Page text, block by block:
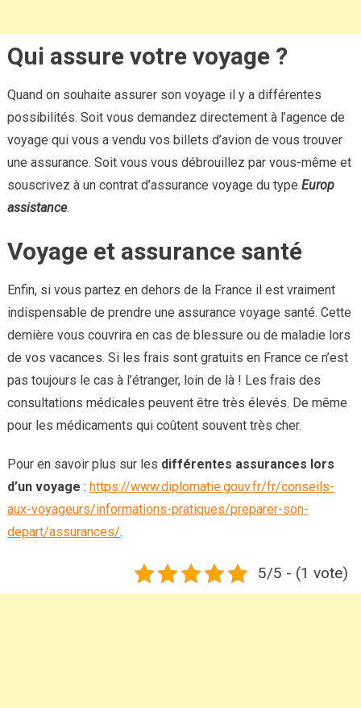
Qui assure votre voyage ?
Quand on souhaite assurer son voyage il y a différentes
possibilités. Soit vous demandez directement à l’agence de
voyage qui vous a vendu vos billets d’avion de vous trouver
une assurance. Soit vous vous débrouillez par vous-même et
souscrivez à un contrat d’assurance voyage du type Europ
assistance.
Voyage et assurance santé
Enfin, si vous partez en dehors de la France il est vraiment
indispensable de prendre une assurance voyage santé. Cette
dernière vous couvrira en cas de blessure ou de maladie lors
de vos vacances. Si les frais sont gratuits en France ce n’est
pas toujours le cas à l’étranger, loin de là ! Les frais des
consultations médicales peuvent être très élevés. De même
pour les médicaments qui coûtent souvent très cher.
Pour en savoir plus sur les différentes assurances lors
d’un voyage : https://www.diplomatie.gouv.fr/fr/conseils-
aux-voyageurs/informations-pratiques/preparer-son-
depart/assurances/.
5/5 - (1 vote)